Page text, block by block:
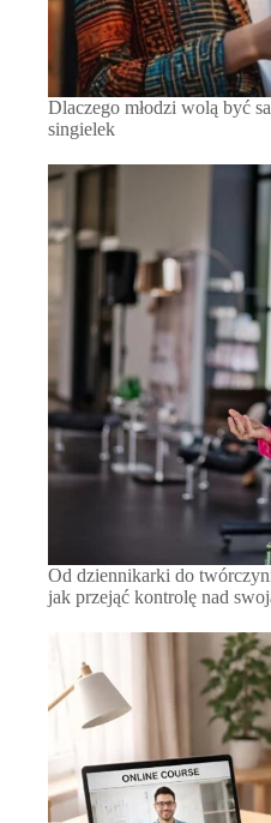
Dlaczego młodzi wolą być
singielek
Od dziennikarki do
jak przejąć kontrolę nad